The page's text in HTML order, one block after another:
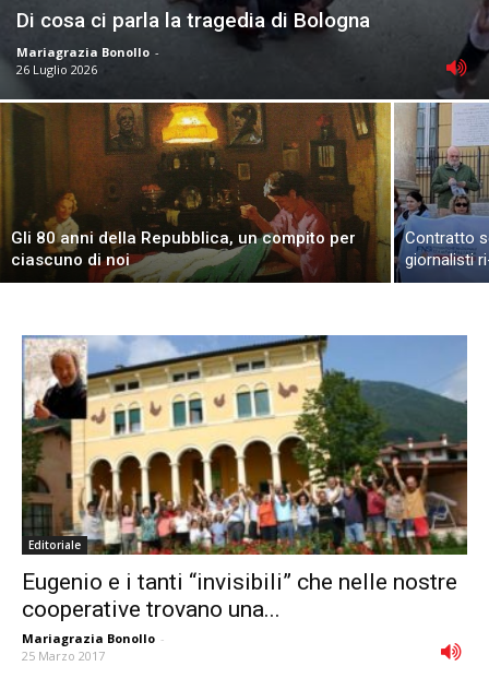
Di cosa ci parla la tragedia di Bologna
Mariagrazia Bonollo -
26 Luglio 2026
Gli 80 anni della Repubblica, un compito per
ciascuno di noi
Contratto
giornalisti
Editoriale
Eugenio e i tanti “invisibili” che nelle nostre
cooperative trovano una...
Mariagrazia Bonollo -
25 Marzo 2017